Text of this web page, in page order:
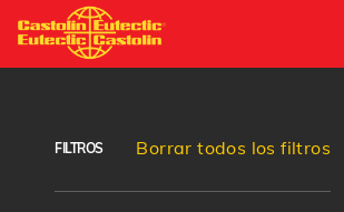
Pasar
FILTROS Borrar todos los filtros